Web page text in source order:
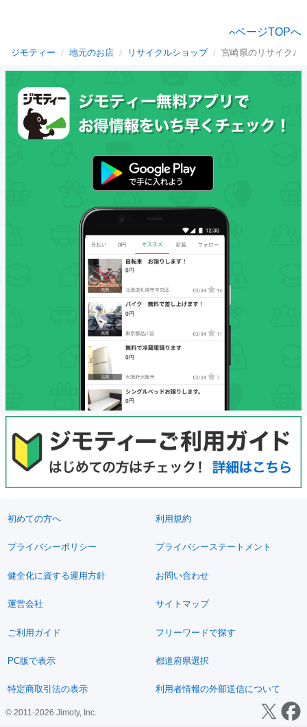
ページTOPへ
ジモティー 地元のお店 リサイクルショップ 宮崎県のリサイクル
初めての方へ 利用規約
プライバシーポリシー プライバシーステートメント
健全化に資する運用方針 お問い合わせ
運営会社 サイトマップ
ご利用ガイド フリーワードで探す
PC版で表示 都道府県選択
特定商取引法の表示 利用者情報の外部送信について
© 2011-2026 Jimoty, Inc.